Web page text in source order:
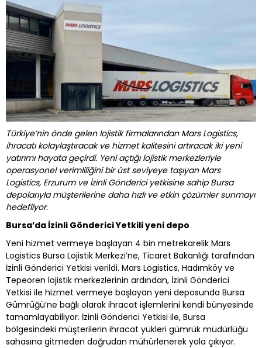
Türkiye’nin önde gelen lojistik firmalarından Mars Logistics,
ihracatı kolaylaştıracak ve hizmet kalitesini artıracak iki yeni
yatırımı hayata geçirdi. Yeni açtığı lojistik merkezleriyle
operasyonel verimliliğini bir üst seviyeye taşıyan Mars
Logistics, Erzurum ve İzinli Gönderici yetkisine sahip Bursa
depolarıyla müşterilerine daha hızlı ve etkin çözümler sunmayı
hedefliyor.
Bursa’da İzinli Gönderici Yetkili yeni depo
Yeni hizmet vermeye başlayan 4 bin metrekarelik Mars
Logistics Bursa Lojistik Merkezi’ne, Ticaret Bakanlığı tarafından
İzinli Gönderici Yetkisi verildi. Mars Logistics, Hadımköy ve
Tepeören lojistik merkezlerinin ardından, İzinli Gönderici
Yetkisi ile hizmet vermeye başlayan yeni deposunda Bursa
Gümrüğü’ne bağlı olarak ihracat işlemlerini kendi bünyesinde
tamamlayabiliyor. İzinli Gönderici Yetkisi ile, Bursa
bölgesindeki müşterilerin ihracat yükleri gümrük müdürlüğü
sahasına gitmeden doğrudan mühürlenerek yola çıkıyor.